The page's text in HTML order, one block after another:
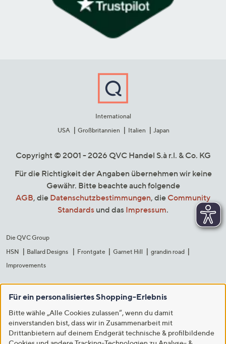
International
USA
Großbritannien Italien Japan
Copyright © 2001 - 2026 QVC Handel S.à r.l. & Co. KG
Für die Richtigkeit der Angaben übernehmen wir keine
Gewähr. Bitte beachte auch folgende
AGB, die Datenschutzbestimmungen, die Community
Standards und das Impressum.
Die QVC Group
HSN
Ballard Designs Frontgate Garnet Hill
grandin road
Improvements
Für ein personalisiertes Shopping-Erlebnis
Bitte wähle „Alle Cookies zulassen“, wenn du damit
einverstanden bist, dass wir in Zusammenarbeit mit
Drittanbietern auf deinem Endgerät technische & profilbildende